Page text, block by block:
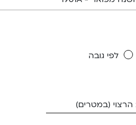
לפי גובה
(במטרים)